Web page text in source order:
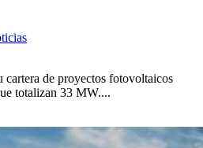
de proyectos fotovoltaicos
totalizan 33 MW....